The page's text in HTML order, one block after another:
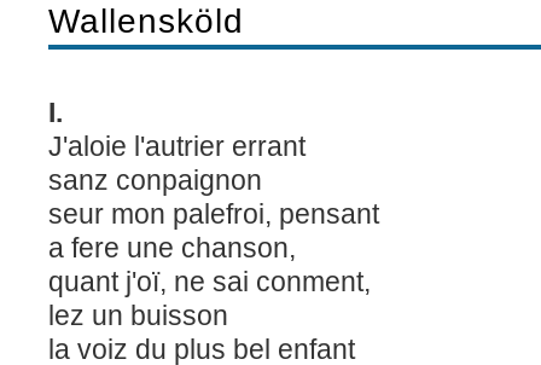
Wallensköld
I.
J'aloie l'autrier errant
sanz conpaignon
seur mon palefroi, pensant
a fere une chanson,
quant j'oï, ne sai conment,
lez un buisson
la voiz du plus bel enfant